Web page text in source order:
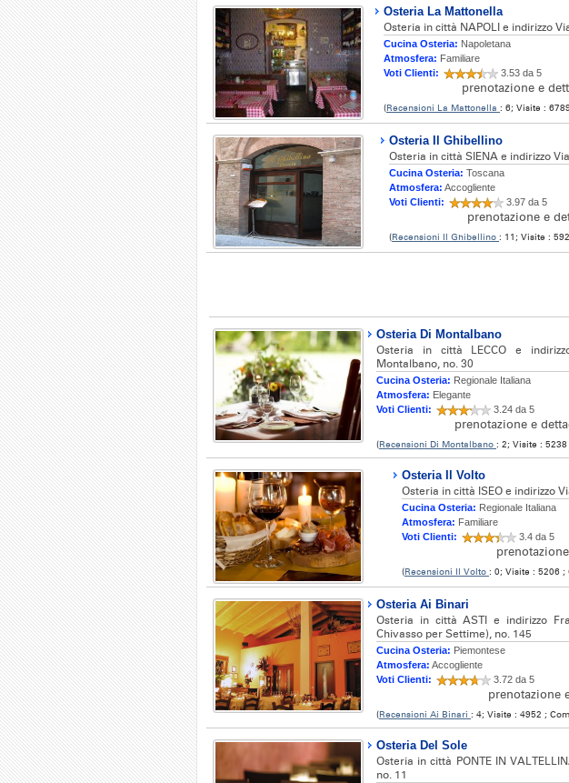
Osteria La Mattonella
Osteria in città NAPOLI e indirizzo
Cucina Osteria: Napoletana
Atmosfera: Familiare
Voti Clienti:
3.53 da 5
prenotazione e
(Recensioni La Mattonella : 6; Visite :
Osteria Il Ghibellino
Osteria in città SIENA e indirizzo
Cucina Osteria: Toscana
Atmosfera: Accogliente
Voti Clienti:
3.97 da 5
prenotazione e
(Recensioni Il Ghibellino : 11; Visite :
Osteria Di Montalbano
Osteria in città LECCO e
Montalbano, no. 30
Cucina Osteria: Regionale Italiana
Atmosfera: Elegante
Voti Clienti:
3.24 da 5
prenotazione e
(Recensioni Di Montalbano : 2; Visite :
Osteria Il Volto
Osteria in città ISEO e indirizzo
Cucina Osteria: Regionale Italiana
Atmosfera: Familiare
Voti Clienti:
3.4 da 5
(Recensioni Il Volto : 0; Visite : 5206 ;
Osteria Ai Binari
Osteria in città ASTI e indirizzo
Chivasso per Settime), no. 145
Cucina Osteria: Piemontese
Atmosfera: Accogliente
Voti Clienti:
3.72 da 5
prenotazione
(Recensioni Ai Binari : 4; Visite : 4952 ;
Osteria Del Sole
Osteria in città PONTE IN
no. 11